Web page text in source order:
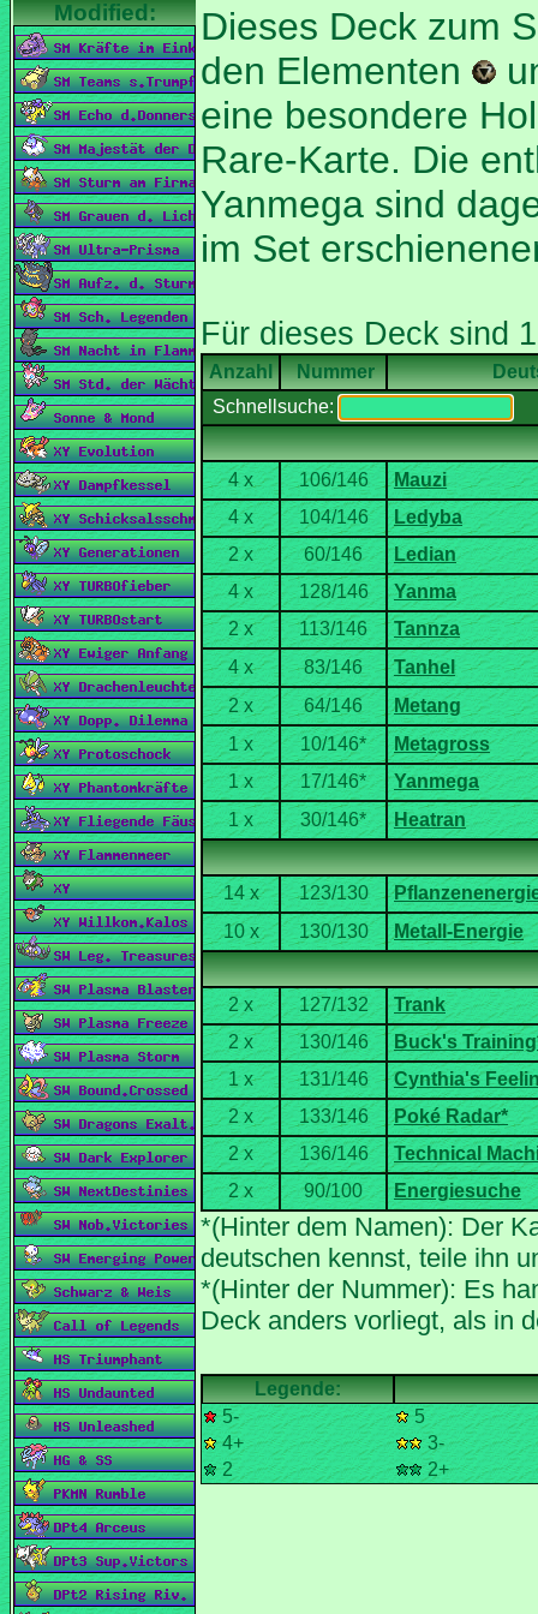
Dieses Deck zum
den Elementen
eine besondere
Rare-Karte. Die
Yanmega sind
Nummer
Schnellsuche:
*(Hinter dem Namen): Der
*(Hinter der Nummer): Es
5-
5
4+
3-
2
2+